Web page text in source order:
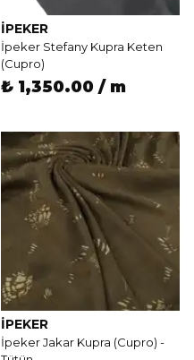
İPEKER
İpeker Stefany Kupra Keten
(Cupro)
₺ 1,350.00 / m
İPEKER
İpeker Jakar Kupra (Cupro) -